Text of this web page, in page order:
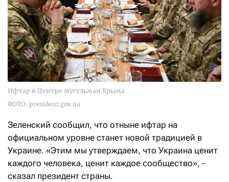
Ифтар в Центре мусульман Крыма
ФОТО: president.gov.ua
Зеленский сообщил, что отныне ифтар на
официальном уровне станет новой традицией в
Украине. «Этим мы утверждаем, что Украина ценит
каждого человека, ценит каждое сообщество», -
сказал президент страны.